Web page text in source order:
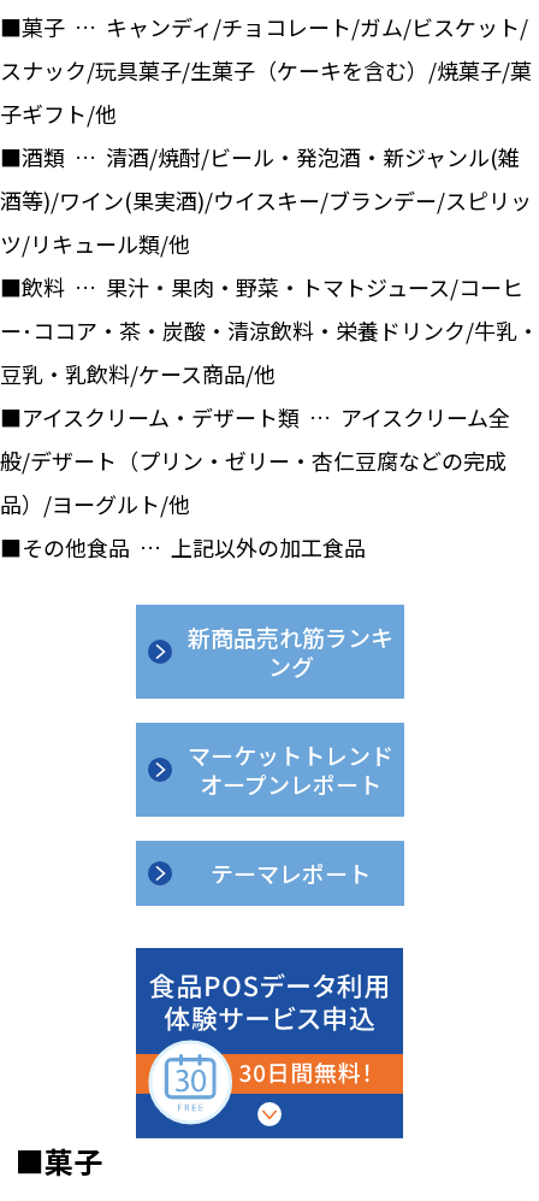
■菓子 … キャンディ/チョコレート/ガム/ビスケット/
スナック/玩具菓子/生菓子（ケーキを含む）/焼菓子/菓
子ギフト/他
■酒類 … 清酒/焼酎/ビール・発泡酒・新ジャンル(雑
酒等)/ワイン(果実酒)/ウイスキー/ブランデー/スピリッ
ツ/リキュール類/他
■飲料 … 果汁・果肉・野菜・トマトジュース/コーヒ
ー･ココア・茶・炭酸・清涼飲料・栄養ドリンク/牛乳・
豆乳・乳飲料/ケース商品/他
■アイスクリーム・デザート類 … アイスクリーム全
般/デザート（プリン・ゼリー・杏仁豆腐などの完成
品）/ヨーグルト/他
■その他食品 … 上記以外の加工食品
新商品売れ筋ランキ
ング
マーケットトレンド
オープンレポート
テーマレポート
■菓子